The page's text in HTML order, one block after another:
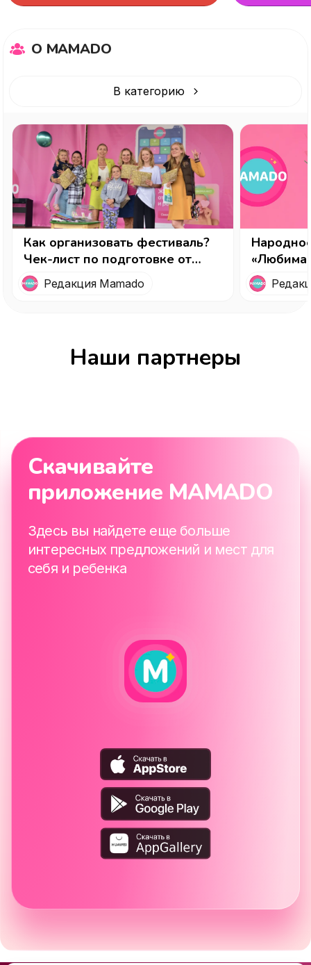
О MAMADO
В категорию
Как организовать фестиваль?
Чек-лист по подготовке от
Mamado.
Редакция Mamado
от
Наши партнеры
Скачивайте
приложение MAMADO
Здесь вы найдете еще больше
интересных предложений и мест для
себя и ребенка